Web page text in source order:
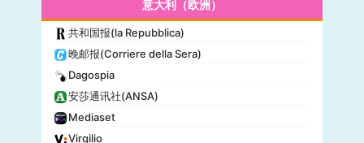
意大利（欧洲）
共和国报(la Repubblica)
晚邮报(Corriere della Sera)
Dagospia
安莎通讯社(ANSA)
Mediaset
Virgilio